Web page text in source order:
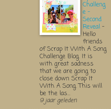
Challeng
e -
Second
Reveal -
Hello
friends
of Scrap It With A Song
Challenge Blog. It is
with great sadness
that we are going to
close down Scrap It
With A Song. This will
be the las...
9 jaar geleden